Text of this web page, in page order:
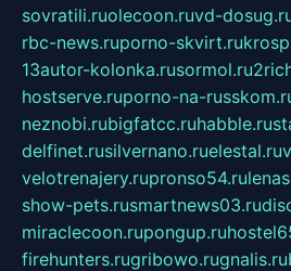
sovratili.ruolecoon.ruvd-
rbc-news.ruporno-skvirt.ru
13autor-kolonka.rusormol.ru
hostserve.ruporno-na-
neznobi.rubigfatcc.ruhabble.ru
delfinet.rusilvernano.ruelestal.ru
velotrenajery.rupronso54.ru
show-pets.rusmartnews03.ru
miraclecoon.rupongup.ru
firehunters.rugribowo.rugnalis.ru